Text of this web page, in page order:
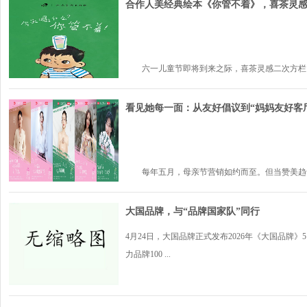
合作人美经典绘本《你管不着》，喜茶灵
六一儿童节即将到来之际，喜茶灵感二次方
看见她每一面：从友好倡议到“妈妈友好
每年五月，母亲节营销如约而至。但当赞美
大国品牌，与“品牌国家队”同行
4月24日，大国品牌正式发布2026年《大国品牌》
力品牌100 ...